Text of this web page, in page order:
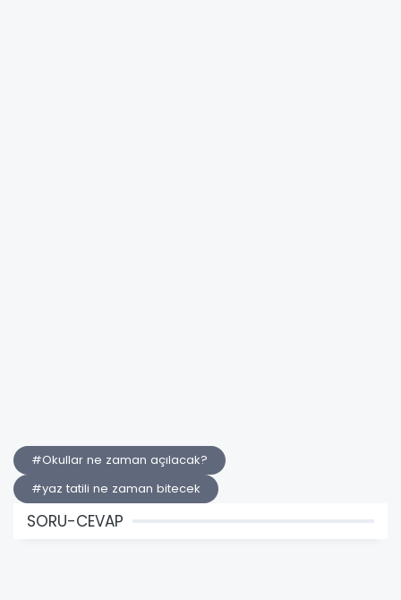
#Okullar ne zaman açılacak?
#yaz tatili ne zaman bitecek
SORU-CEVAP